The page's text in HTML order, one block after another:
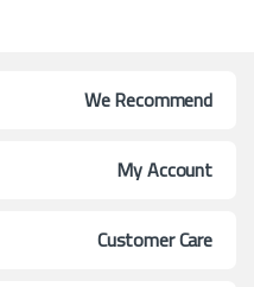
We Recommend
My Account
Customer Care